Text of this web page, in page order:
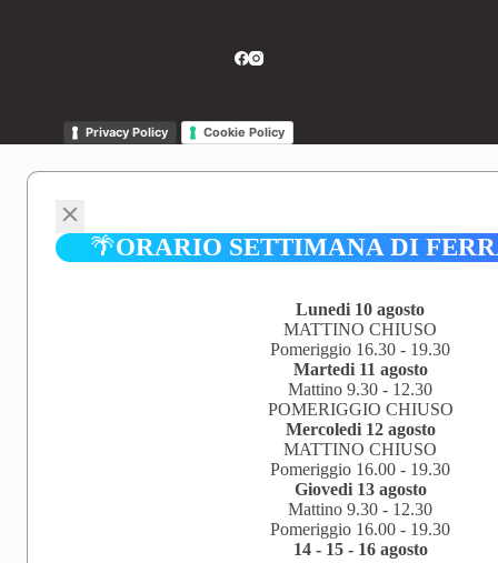
Privacy Policy Cookie Policy
🌴ORARIO SETTIMANA DI
Lunedi 10 agosto
MATTINO CHIUSO
Pomeriggio 16.30 - 19.30
Martedi 11 agosto
Mattino 9.30 - 12.30
POMERIGGIO CHIUSO
Mercoledi 12 agosto
MATTINO CHIUSO
Pomeriggio 16.00 - 19.30
Giovedi 13 agosto
Mattino 9.30 - 12.30
Pomeriggio 16.00 - 19.30
14 - 15 - 16 agosto